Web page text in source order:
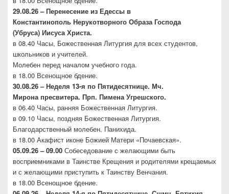
29.08.26 – Перенесение из Едессы в
Константинополь Нерукотворного Образа Господа
(Убруса) Иисуса Христа.
в 08.40 Часы, Божественная Литургия для всех студентов,
школьников и учителей.
Молебен перед началом учебного года.
в 18.00 Всенощное бдение.
30.08.26 – Неделя 13-я по Пятидесятнице. Мч.
Мирона пресвитера. Прп. Пимена Угрешского.
в 06.40 Часы, ранняя Божественная Литургия.
в 09.10 Часы, поздняя Божественная Литургия.
Благодарственный молебен. Панихида.
в 18.00 Акафист иконе Божией Матери «Почаевская».
05.09.26 – 09.00 Собеседование с желающими быть
восприемниками в Таинстве Крещения и родителями крещаемых
и с желающими приступить к Таинству Венчания.
в 18.00 Всенощное бдение.